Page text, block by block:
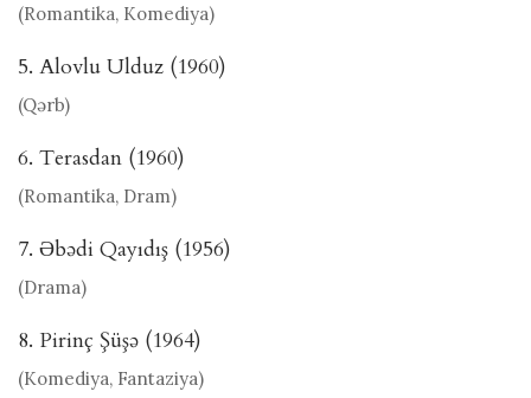
(Romantika, Komediya)
5. Alovlu Ulduz (1960)
(Qərb)
6. Terasdan (1960)
(Romantika, Dram)
7. Əbədi Qayıdış (1956)
(Drama)
8. Pirinç Şüşə (1964)
(Komediya, Fantaziya)